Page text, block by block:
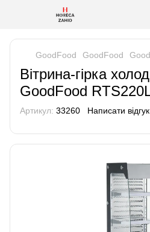
GoodFood GoodFood
Вітрина-гірка
GoodFood
Артикул: 33260 Написати відгук